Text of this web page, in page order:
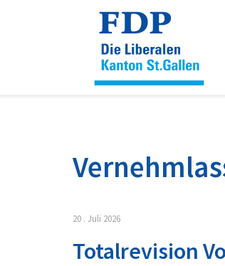
20 . Juli 2026
Totalrevision
Cookie-Einstellungen